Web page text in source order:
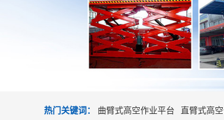
热门关键词： 曲臂式高空作业平台 直臂式高